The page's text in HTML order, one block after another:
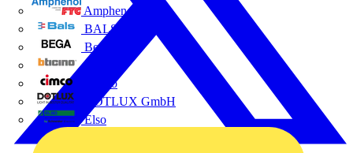
Amphenol FTG
BALS
Bega
Bticino
Cimco
DOTLUX GmbH
Elso